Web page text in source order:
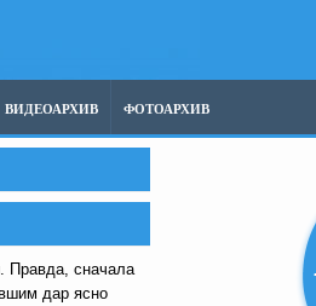
ВИДЕОАРХИВ ФОТОАРХИВ
Правда, сначала
дар ясно